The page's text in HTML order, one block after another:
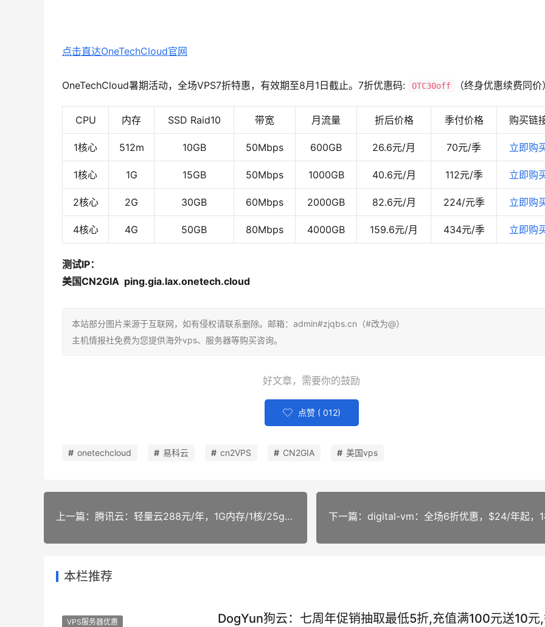
点击直达OneTechCloud官网
OneTechCloud暑期活动，全场VPS7折特惠，有效期至8月1日截止。7折优惠码: OTC30off （终身优惠续费同价）
CPU 内存 SSD Raid10 带宽 月流量 折后价格 季付价格 购买链
1核心 512m 10GB 50Mbps 600GB 26.6元/月 70元/季 立即购
1核心 1G 15GB 50Mbps 1000GB 40.6元/月 112元/季 立即购
2核心 2G 30GB 60Mbps 2000GB 82.6元/月 224/元季 立即购
4核心 4G 50GB 80Mbps 4000GB 159.6元/月 434元/季 立即购
测试IP：
美国CN2GIA ping.gia.lax.onetech.cloud
本站部分图片来源于互联网，如有侵权请联系删除。邮箱：admin#zjqbs.cn（#改为@）
主机情报社免费为您提供海外vps、服务器等购买咨询。
好文章，需要你的鼓励
点赞 ( 012)
onetechcloud 易科云 cn2VPS CN2GIA 美国vps
上一篇：腾讯云：轻量云288元/年，1G内存/1核/25gSSD/1T流量，可选香港、硅谷、新加坡、北上广和成都？
本栏推荐
VPS服务器优惠
DogYun狗云：七周年促销抽取最低5折,充值满100元送10元